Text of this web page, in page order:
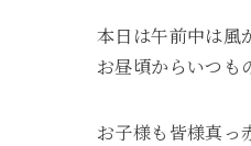
本日は午前中は風
お昼頃からいつも
お子様も皆様真っ